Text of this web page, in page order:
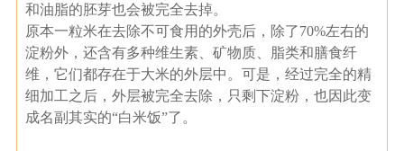
和油脂的胚芽也会被完全去掉。
原本一粒米在去除不可食用的外壳后，除了70%左右的
淀粉外，还含有多种维生素、矿物质、脂类和膳食纤
维，它们都存在于大米的外层中。可是，经过完全的精
细加工之后，外层被完全去除，只剩下淀粉，也因此变
成名副其实的“白米饭”了。